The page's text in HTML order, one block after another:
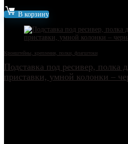
В корзину
Кронштейны, крепления, полки, флагштоки
Подставка под ресивер, полка
приставки, умной колонки –